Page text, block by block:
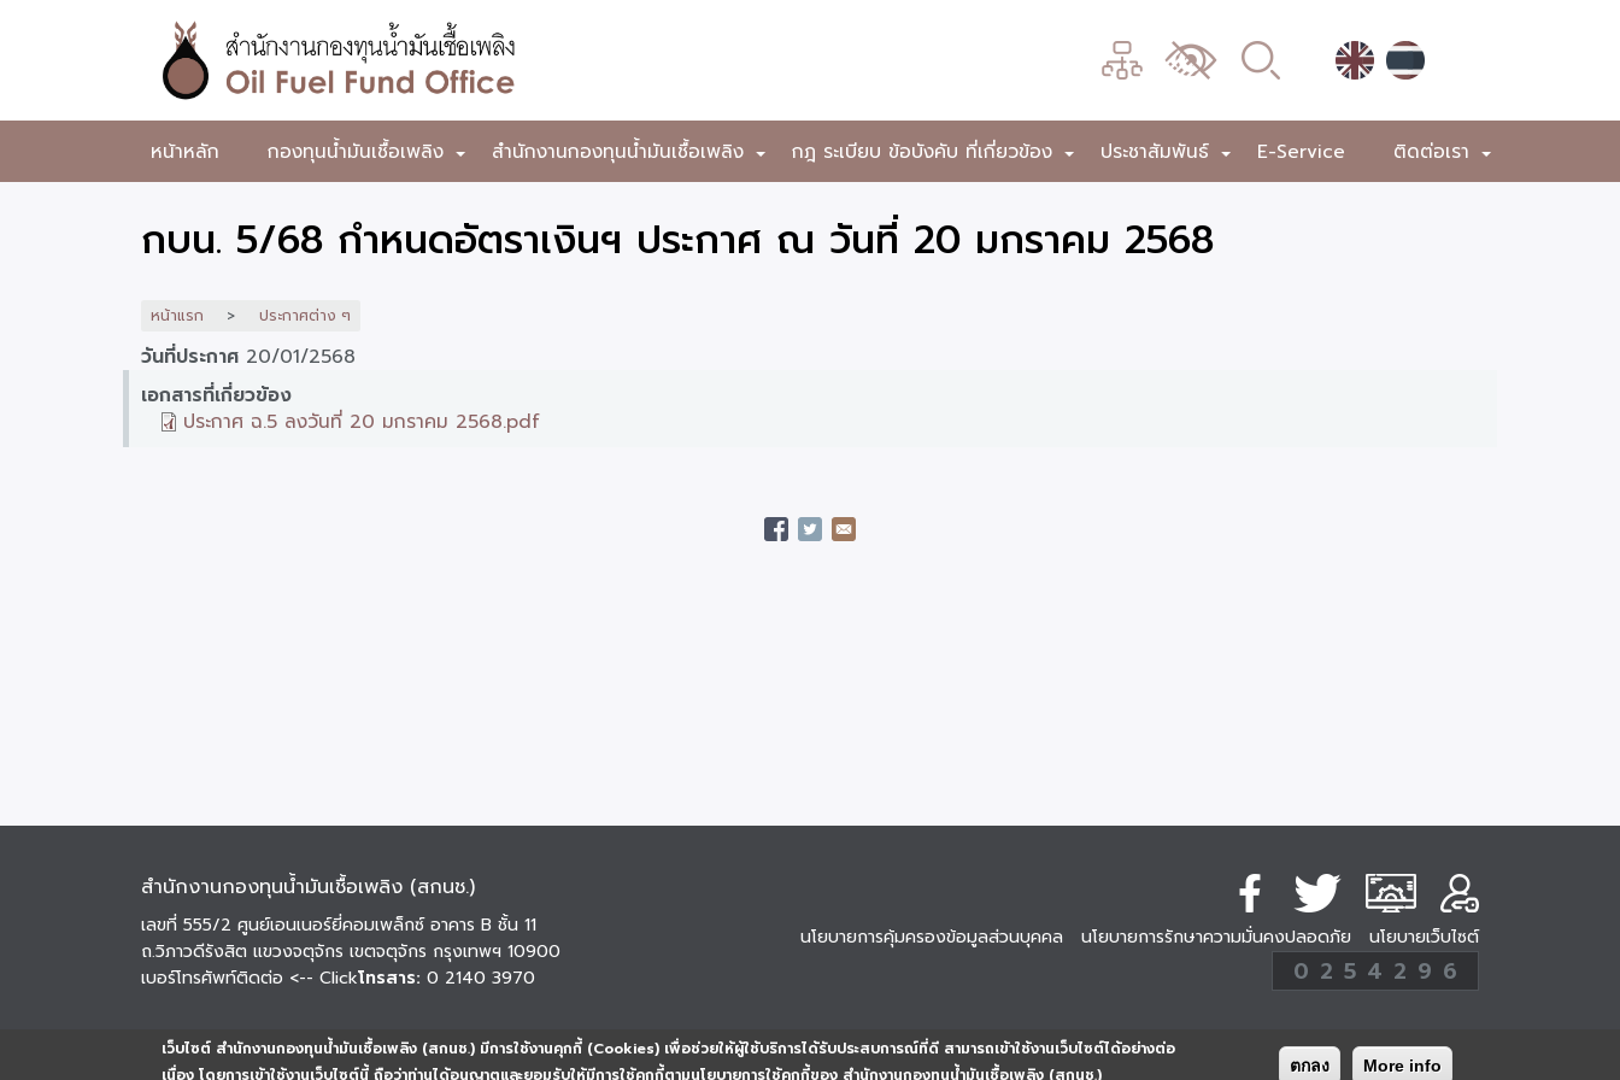
เว็บไซต์ สำนักงานกองทุนน้ำมันเชื้อเพลิง (สกนช.) มีการใช้งานคุกกี้ (Cookies) เพื่อช่วยให้ผู้ใช้บริการได้รับประสบการณ์ที่ดี สามารถเข้าใช้งานเว็บไซต์ได้อย่างต่อ
เนื่อง โดยการเข้าใช้งานเว็บไซต์นี้ ถือว่าท่านได้อนุญาตและยอมรับให้มีการใช้คุกกี้ตามนโยบายการใช้คุกกี้ของ สำนักงานกองทุนน้ำมันเชื้อเพลิง (สกนช.)
ตกลง More info
หลัก
สำนักงาน
กองทุน
น้ำมัน
เพลิง
เมนู
เปลี่ยน
ผล
หน้าหลัก +
กองทุนน้ำมันเชื้อเพลิง +
สำนักงานกองทุนน้ำมันเชื้อเพลิง +
กฎ ระเบียบ ข้อบังคับ ที่เกี่ยวข้อง +
ประชาสัมพันธ์ E-Service +
ติดต่อเรา
กบน. 5/68 กำหนดอัตราเงินฯ ประกาศ ณ วันที่ 20 มกราคม 2568
หน้าแรก ประกาศต่าง ๆ
วันที่ประกาศ 20/01/2568
เอกสารที่เกี่ยวข้อง
ประกาศ ฉ.5 ลงวันที่ 20 มกราคม 2568.pdf
สำนักงานกองทุนน้ำมันเชื้อเพลิง (สกนช.)
เลขที่ 555/2 ศูนย์เอนเนอร์ยี่คอมเพล็กซ์ อาคาร B ชั้น 11
ถ.วิภาวดีรังสิต แขวงจตุจักร เขตจตุจักร กรุงเทพฯ 10900
เบอร์โทรศัพท์ติดต่อ <-- Clickโทรสาร: 0 2140 3970
นโยบายการคุ้มครองข้อมูลส่วนบุคคล นโยบายการรักษาความมั่นคงปลอดภัย นโยบายเว็บไซต์
254296
ครั้ง
0 2 5 4 2 9 6